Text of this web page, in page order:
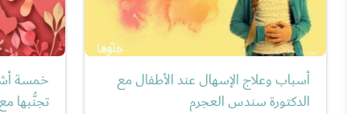
أسباب وعلاج الإسهال عند الأطفال مع
الدكتورة سندس العجرم
خمسة
تجنُّبها